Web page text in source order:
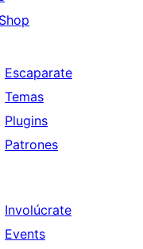
Escaparate
Temas
Plugins
Patrones
Involúcrate
Events